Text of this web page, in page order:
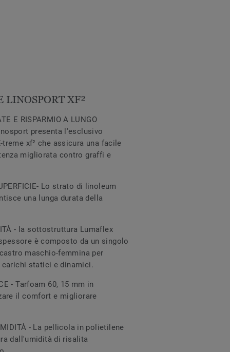
LINOSPORT XF²
E RISPARMIO A LUNGO
presenta l'esclusivo
xf² che assicura una facile
migliorata contro graffi e
Lo strato di linoleum
una lunga durata della
- la sottostruttura Lumaflex
è composto da un singolo
maschio-femmina per
carichi statici e dinamici.
- Tarfoam 60, 15 mm in
il comfort e migliorare
- La pellicola in polietilene
dall'umidità di risalita